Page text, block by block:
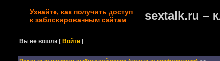
Узнайте, как получить доступ
к заблокированным сайтам
sextalk.ru –
Вы не вошли [Войти ]